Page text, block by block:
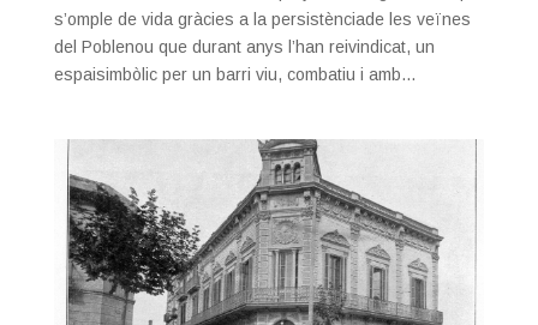
s’omple de vida gràcies a la persistènciade les veïnes
del Poblenou que durant anys l’han reivindicat, un
espaisimbòlic per un barri viu, combatiu i amb...